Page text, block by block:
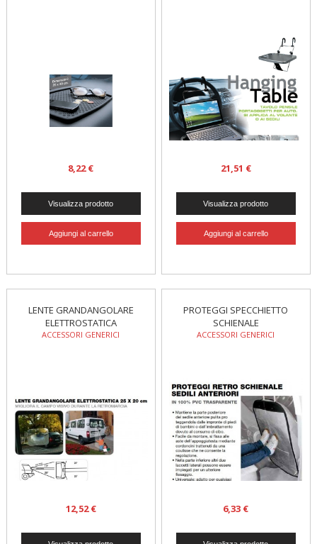
8,22 € 21,51 €
LENTE GRANDANGOLARE
ELETTROSTATICA
ACCESSORI GENERICI
12,52 €
PROTEGGI SPECCHIETTO
SCHIENALE
ACCESSORI GENERICI
6,33 €